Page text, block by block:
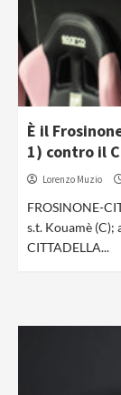
È il
1) contro il
Lorenzo Muzio
FROSINONE-
s.t. Kouamè (C);
CITTADELLA...